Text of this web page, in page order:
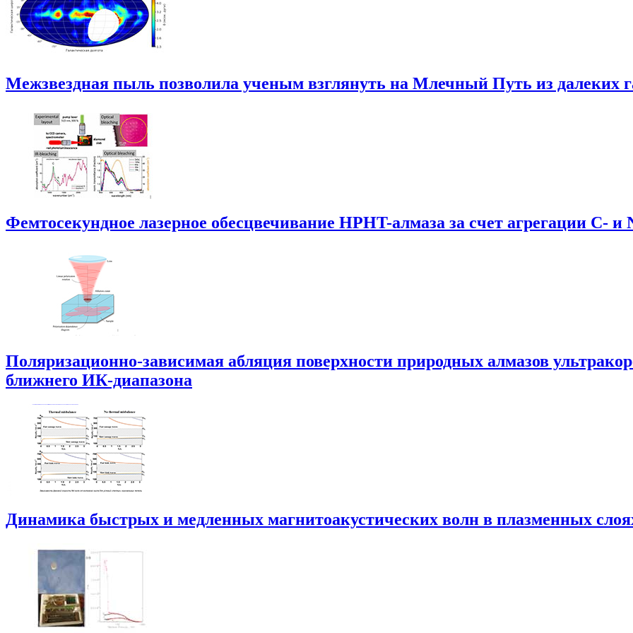
Межзвездная пыль позволила ученым взглянуть на Млечный Путь из далеких
Фемтосекундное лазерное обесцвечивание HPHT-алмаза за счет агрегации C- и
Поляризационно-зависимая абляция поверхности природных алмазов
ближнего ИК-диапазона
Динамика быстрых и медленных магнитоакустических волн в плазменных